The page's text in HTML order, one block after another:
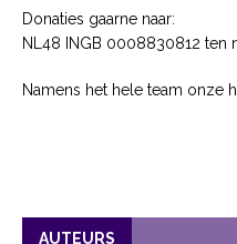
Donaties gaarne naar:
NL48 INGB 0008830812 ten
Namens het hele team onze
AUTEURS